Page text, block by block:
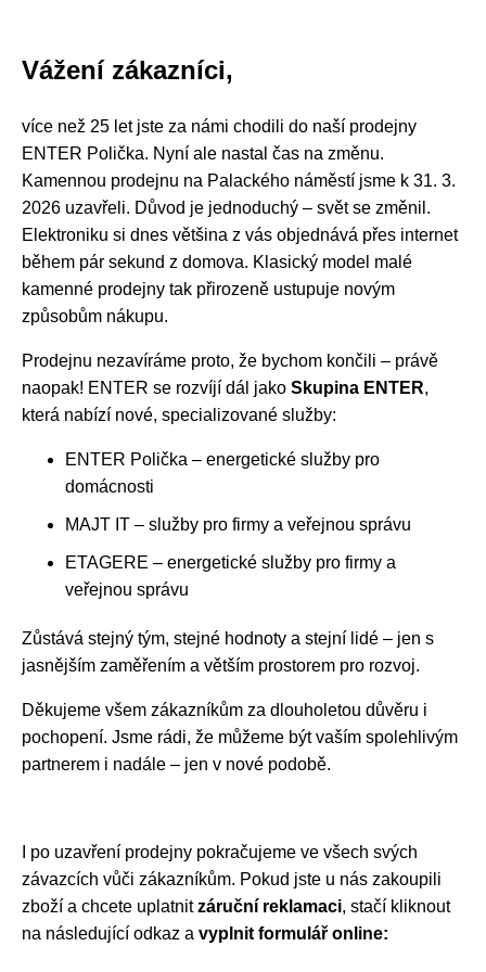
Vážení zákazníci,
více než 25 let jste za námi chodili do naší prodejny
ENTER Polička. Nyní ale nastal čas na změnu.
Kamennou prodejnu na Palackého náměstí jsme k 31. 3.
2026 uzavřeli. Důvod je jednoduchý – svět se změnil.
Elektroniku si dnes většina z vás objednává přes internet
během pár sekund z domova. Klasický model malé
kamenné prodejny tak přirozeně ustupuje novým
způsobům nákupu.
Prodejnu nezavíráme proto, že bychom končili – právě
naopak! ENTER se rozvíjí dál jako Skupina ENTER,
která nabízí nové, specializované služby:
ENTER Polička – energetické služby pro
domácnosti
MAJT IT – služby pro firmy a veřejnou správu
ETAGERE – energetické služby pro firmy a
veřejnou správu
Zůstává stejný tým, stejné hodnoty a stejní lidé – jen s
jasnějším zaměřením a větším prostorem pro rozvoj.
Děkujeme všem zákazníkům za dlouholetou důvěru i
pochopení. Jsme rádi, že můžeme být vaším spolehlivým
partnerem i nadále – jen v nové podobě.
I po uzavření prodejny pokračujeme ve všech svých
závazcích vůči zákazníkům. Pokud jste u nás zakoupili
zboží a chcete uplatnitzáruční reklamaci, stačí kliknout
na následující odkaz a vyplnit formulář online: